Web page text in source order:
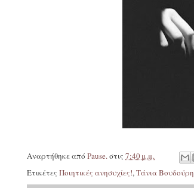
Αναρτήθηκε από Pause.στις 7:40 μ.μ.
Ετικέτες Ποιητικές ανησυχίες!,Τάνια Βουδούρη